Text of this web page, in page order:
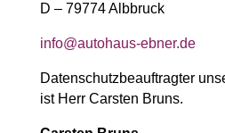
D – 79774 Albbruck
info@autohaus-ebner.de
Datenschutzbeauftragter
ist Herr Carsten Bruns.